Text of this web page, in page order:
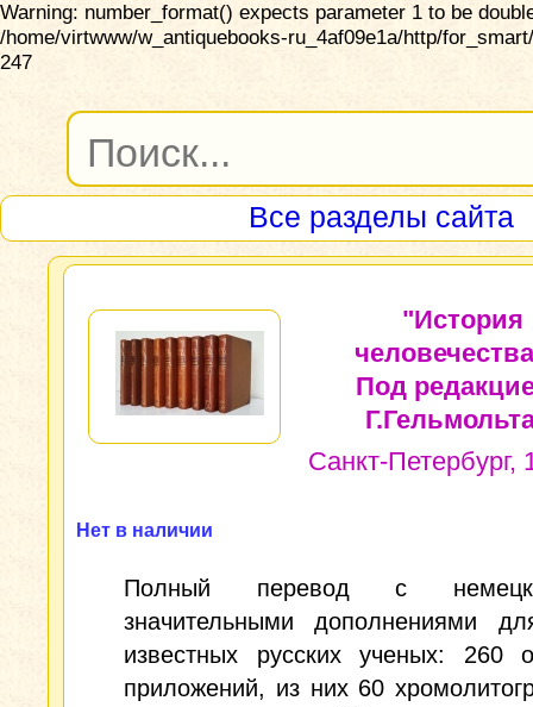
Warning: number_format() expects parameter 1 to be
/home/virtwww/w_antiquebooks-ru_4af09e1a/http/
247
Все разделы сайта
"История
Под
Санкт-Петербург,
Нет в наличии
Полный перевод с
значительными дополнениями
известных русских ученых: 260
приложений, из них 60